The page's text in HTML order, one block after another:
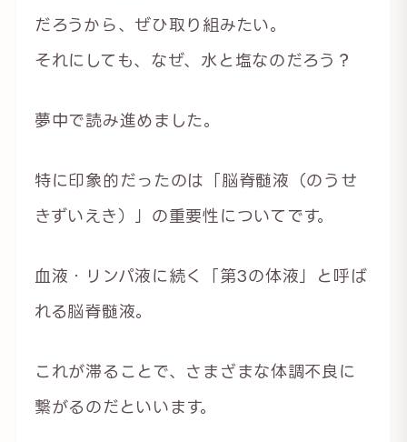
だろうから、ぜひ取り組みたい。
それにしても、なぜ、水と塩なのだろう？
夢中で読み進めました。
特に印象的だったのは「脳脊髄液（のうせ
きずいえき）」の重要性についてです。
血液・リンパ液に続く「第3の体液」と呼ば
れる脳脊髄液。
これが滞ることで、さまざまな体調不良に
繋がるのだといいます。